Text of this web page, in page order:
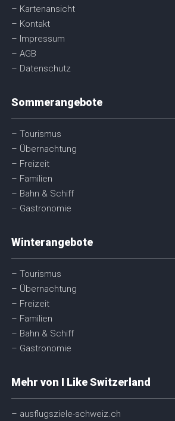
– Kartenansicht
– Kontakt
– Impressum
– AGB
– Datenschutz
Sommerangebote
– Tourismus
– Übernachtung
– Freizeit
– Familien
– Bahn & Schiff
– Gastronomie
Winterangebote
– Tourismus
– Übernachtung
– Freizeit
– Familien
– Bahn & Schiff
– Gastronomie
Mehr von I Like Switzerland
– ausflugsziele-schweiz.ch